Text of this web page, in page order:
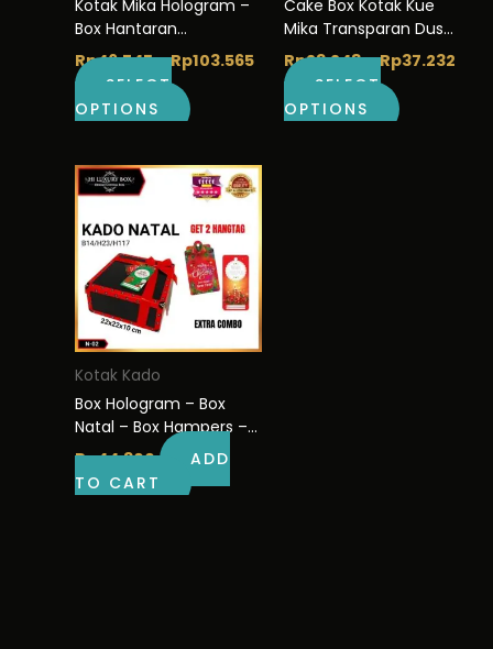
Kotak Mika Hologram –
Box Hantaran
Transparan Uk 30×30
cm – M1
Rp46.745–Rp103.565
SELECT
OPTIONS
on
product
Cake Box Kotak Kue
Mika Transparan Dus
Hadiah – Tutup
Mika/18X18/ M16
Rp23.248–Rp37.232
SELECT
OPTIONS
on
product
Kotak Kado
Box Hologram – Box
Natal – Box Hampers –
N-04
Rp44.300
ADD
TO CART